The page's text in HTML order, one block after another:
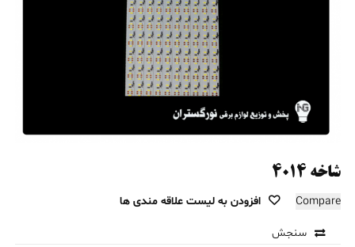
شاخه ۴۰۱۴
Compare افزودن به لیست علاقه مندی ها
سنجش